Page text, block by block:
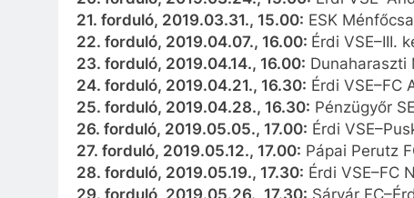
21. forduló, 2019.03.31., 15.00: ESK
22. forduló, 2019.04.07., 16.00: Érdi VSE–III.
23. forduló, 2019.04.14., 16.00: Dunaharaszti
24. forduló, 2019.04.21., 16.30: Érdi VSE–FC
25. forduló, 2019.04.28., 16.30: Pénzügyőr
26. forduló, 2019.05.05., 17.00: Érdi
27. forduló, 2019.05.12., 17.00: Pápai Perutz
28. forduló, 2019.05.19., 17.30: Érdi VSE–FC
29. forduló, 2019.05.26., 17.30: Sárvár